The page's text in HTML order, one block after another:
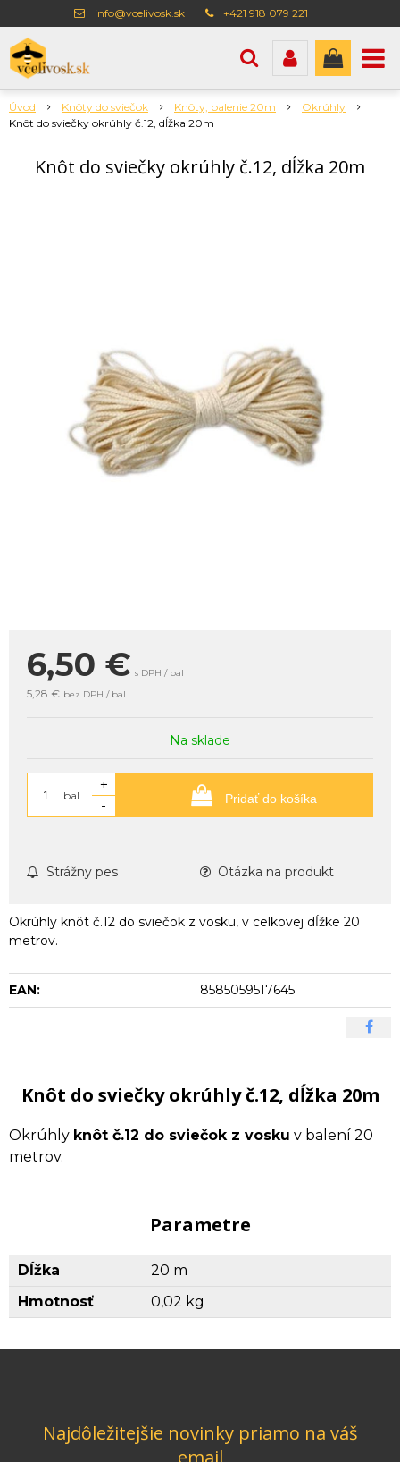
info@vcelivosk.sk +421 918 079 221
Úvod Knôty do sviečok Knôty, balenie 20m
Okrúhly
Knôt do sviečky okrúhly č.12, dĺžka 20m
Knôt do sviečky okrúhly č.12, dĺžka 20m
6,50 € s DPH / bal
5,28 € bez DPH / bal
Na sklade
bal
+
-
Pridať do košíka
Strážny pes Otázka na produkt
Okrúhly knôt č.12 do sviečok z vosku, v celkovej dĺžke 20
metrov.
EAN: 8585059517645
Knôt do sviečky okrúhly č.12, dĺžka 20m
Okrúhly knôt č.12 do sviečok z vosku v balení 20
metrov.
Parametre
Dĺžka
20 m
Hmotnosť
0,02 kg
Najdôležitejšie novinky priamo na váš
email